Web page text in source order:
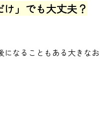
」でも大丈夫？
になることもある大きなお